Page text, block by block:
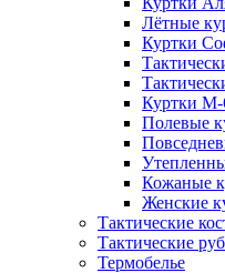
Лётные
Куртки
Куртки М-
Полевые
Кожаные
Женские
Тактические
Тактические
Термобелье